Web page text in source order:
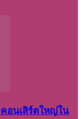
อนเสิร์ตใหญ่ใน